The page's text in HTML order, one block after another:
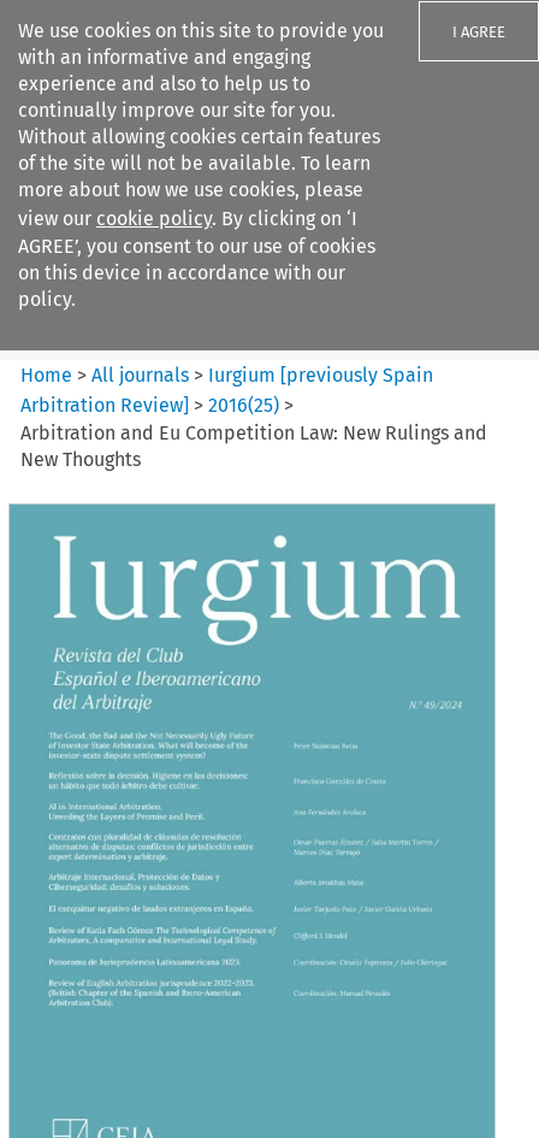
We use cookies on this site to provide you
with an informative and engaging
experience and also to help us to
continually improve our site for you.
Without allowing cookies certain features
of the site will not be available. To learn
more about how we use cookies, please
view our cookie policy. By clicking on ‘I
AGREE’, you consent to our use of cookies
on this device in accordance with our
policy.
I AGREE
Search filters
Iurgium %5Bpreviously Spain
Arbitration ...
Home >All journals > Iurgium [previously Spain
Arbitration Review] >2016(25) >
Arbitration and Eu Competition Law: New Rulings and
New Thoughts